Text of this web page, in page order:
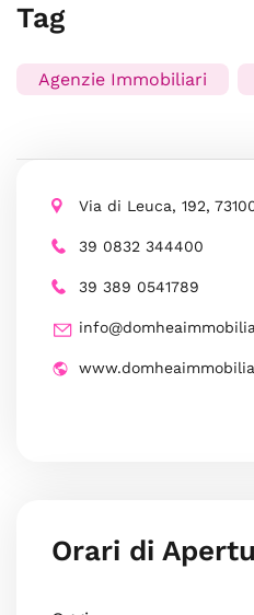
Tag
Agenzie Immobiliari
Via di Leuca, 192,
39 0832 344400
39 389 0541789
Orari di